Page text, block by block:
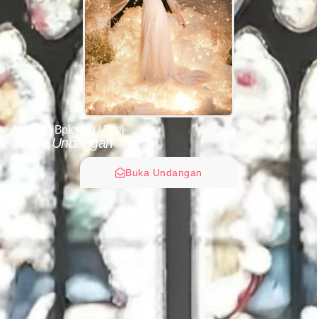
Kepada Bpk / Ibu / Sdr/i
Tamu Undangan
Buka Undangan